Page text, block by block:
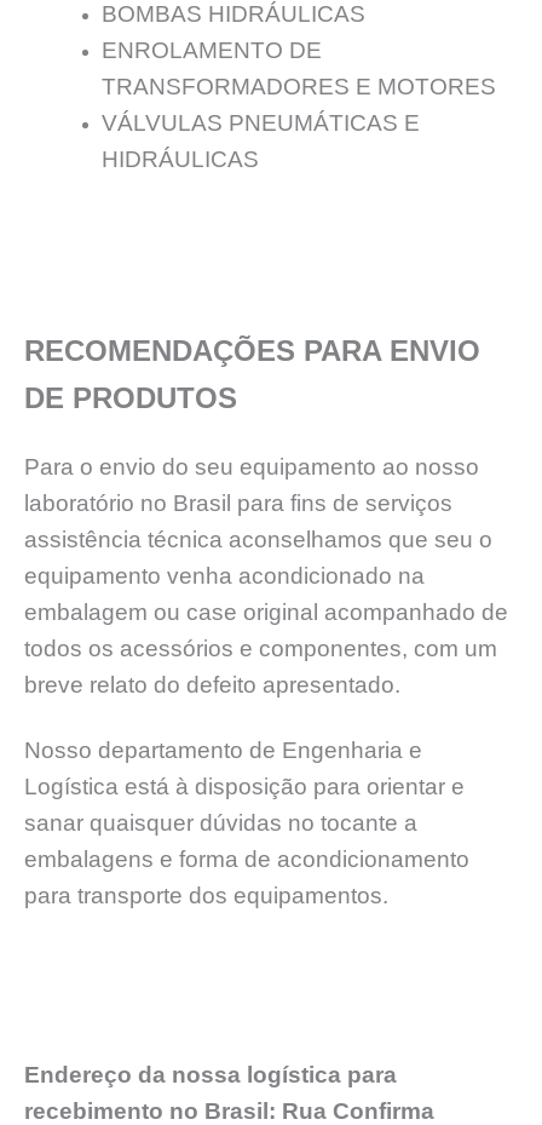
BOMBAS HIDRÁULICAS
ENROLAMENTO DE
TRANSFORMADORES E MOTORES
VÁLVULAS PNEUMÁTICAS E
HIDRÁULICAS
RECOMENDAÇÕES PARA ENVIO
DE PRODUTOS
Para o envio do seu equipamento ao nosso
laboratório no Brasil para fins de serviços
assistência técnica aconselhamos que seu o
equipamento venha acondicionado na
embalagem ou case original acompanhado de
todos os acessórios e componentes, com um
breve relato do defeito apresentado.
Nosso departamento de Engenharia e
Logística está à disposição para orientar e
sanar quaisquer dúvidas no tocante a
embalagens e forma de acondicionamento
para transporte dos equipamentos.
Endereço da nossa logística para
recebimento no Brasil: Rua Confirma